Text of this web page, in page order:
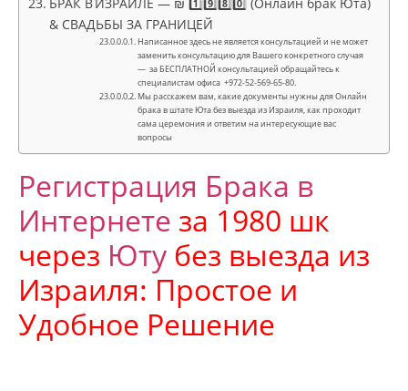
& СВАДЬБЫ ЗА ГРАНИЦЕЙ
Написанное здесь не является консультацией и не может
заменить консультацию для Вашего конкретного случая
— за БЕСПЛАТНОЙ консультацией обращайтесь к
специалистам офиса +972-52-569-65-80.
Мы расскажем вам, какие документы нужны для Онлайн
брака в штате Юта без выезда из Израиля, как проходит
сама церемония и ответим на интересующие вас
вопросы
Регистрация Брака в
Интернете за 1980 шк
через Юту без выезда из
Израиля: Простое и
Удобное Решение